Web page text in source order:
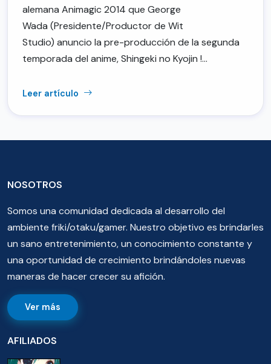
alemana Animagic 2014 que George
Wada (Presidente/Productor de Wit
Studio) anuncio la pre-producción de la segunda
temporada del anime, Shingeki no Kyojin !…
Leer artículo
NOSOTROS
Somos una comunidad dedicada al desarrollo del
ambiente friki/otaku/gamer. Nuestro objetivo es brindarles
un sano entretenimiento, un conocimiento constante y
una oportunidad de crecimiento brindándoles nuevas
maneras de hacer crecer su afición.
Ver más
AFILIADOS